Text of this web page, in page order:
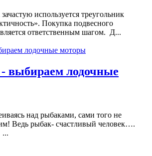
используется треугольник
Покупка подвесного
ответственным шагом. Д...
- выбираем лодочные
над рыбаками, сами того не
Ведь рыбак- счастливый человек….